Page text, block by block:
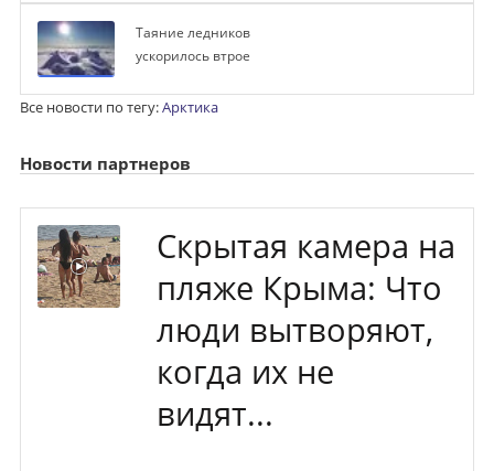
Таяние ледников
ускорилось втрое
Все новости по тегу:Арктика
Новости партнеров
Скрытая камера на
пляже Крыма: Что
люди вытворяют,
когда их не
видят...